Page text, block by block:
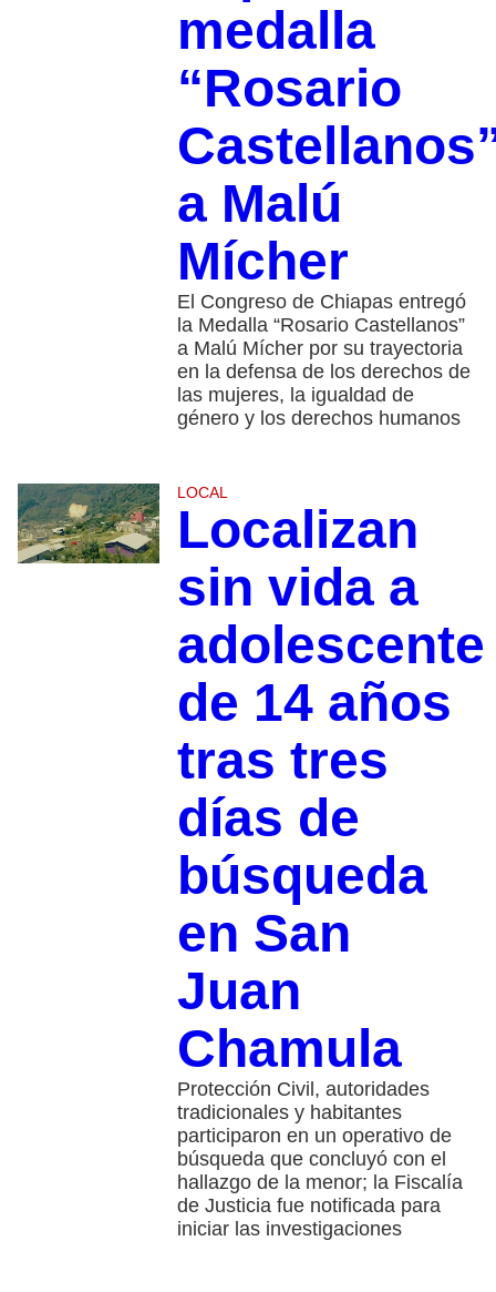
medalla
“Rosario
a Malú
Mícher
El Congreso de Chiapas entregó
la Medalla “Rosario Castellanos”
a Malú Mícher por su trayectoria
en la defensa de los derechos de
las mujeres, la igualdad de
género y los derechos humanos
LOCAL
Localizan
sin vida a
adolescente
de 14 años
tras tres
días de
búsqueda
en San
Juan
Chamula
Protección Civil, autoridades
tradicionales y habitantes
participaron en un operativo de
búsqueda que concluyó con el
hallazgo de la menor; la Fiscalía
de Justicia fue notificada para
iniciar las investigaciones